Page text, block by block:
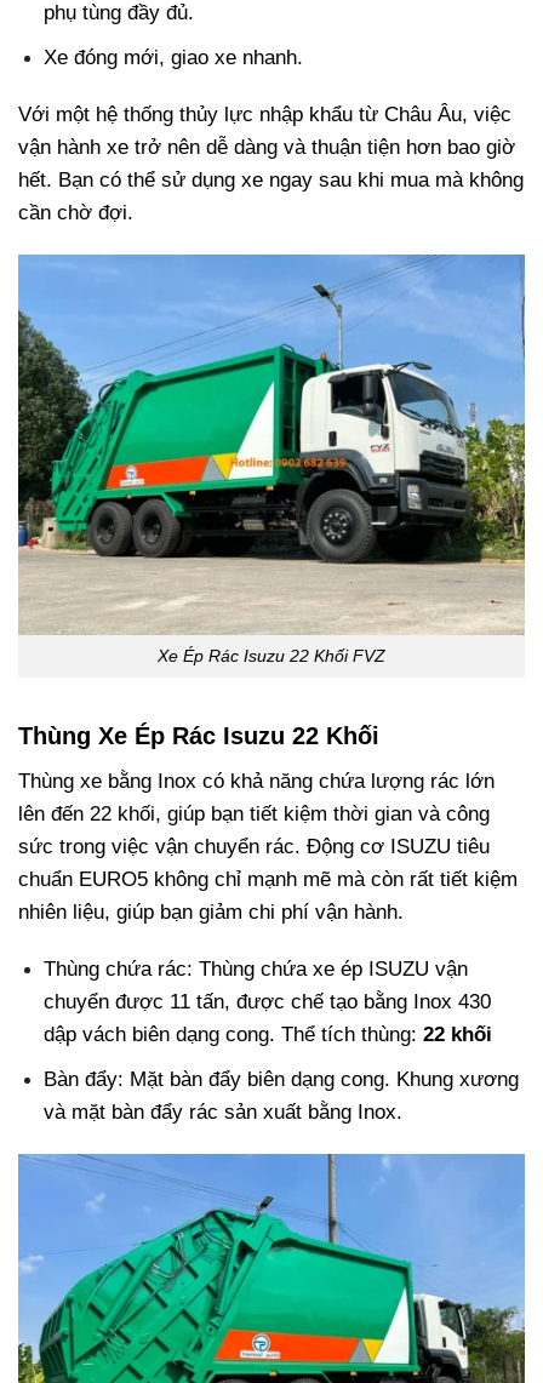
phụ tùng đầy đủ.
Xe đóng mới, giao xe nhanh.
Với một hệ thống thủy lực nhập khẩu từ Châu Âu, việc
vận hành xe trở nên dễ dàng và thuận tiện hơn bao giờ
hết. Bạn có thể sử dụng xe ngay sau khi mua mà không
cần chờ đợi.
Xe Ép Rác Isuzu 22 Khối FVZ
Thùng Xe Ép Rác Isuzu 22 Khối
Thùng xe bằng Inox có khả năng chứa lượng rác lớn
lên đến 22 khối, giúp bạn tiết kiệm thời gian và công
sức trong việc vận chuyển rác. Động cơ ISUZU tiêu
chuẩn EURO5 không chỉ mạnh mẽ mà còn rất tiết kiệm
nhiên liệu, giúp bạn giảm chi phí vận hành.
Thùng chứa rác: Thùng chứa xe ép ISUZU vận
chuyển được 11 tấn, được chế tạo bằng Inox 430
dập vách biên dạng cong. Thể tích thùng: 22 khối
Bàn đẩy: Mặt bàn đẩy biên dạng cong. Khung xương
và mặt bàn đẩy rác sản xuất bằng Inox.